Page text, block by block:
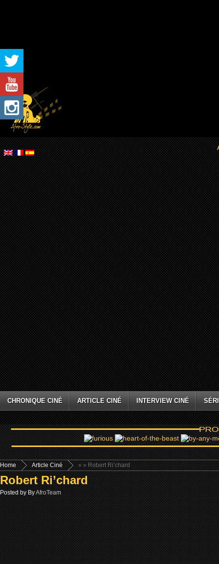
CHRONIQUE CINÉ ARTICLE CINÉ INTERVIEW CINÉ
Home »
Article Ciné » Robert Ri’chard
Robert Ri’chard
Posted by ByAfroTeam